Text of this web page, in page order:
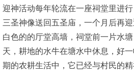
迎神活动每年轮流在一座祠堂里进
三圣神像送回五圣庙，一个月后再
白色的的厅堂高墙，祠堂前一片水
天，耕地的水牛在塘水中休息，好
期的农耕生活中，它已经与村民的